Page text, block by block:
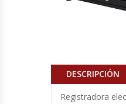
Cocedoras De Pastas
DESCRIPCIÓN
Registradora